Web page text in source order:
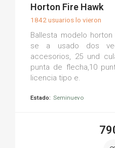
Horton Fire Hawk
1842 usuarios lo vieron
Ballesta modelo
se a usado dos
accesorios, 25 und
punta de flecha,10
licencia tipo e.
Estado: Seminuevo